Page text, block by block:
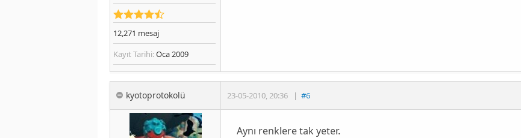
12,271 mesaj
Kayıt Tarihi:Oca 2009
kyotoprotokolü 23-05-2010,20:36 | #6
Aynı renklere tak yeter.